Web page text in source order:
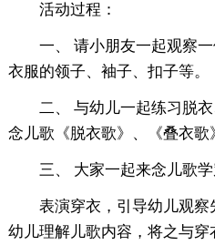
活动过程：
一、 请小朋友一起观察
衣服的领子、袖子、扣子等。
二、 与幼儿一起练习脱
念儿歌《脱衣歌》、《叠衣歌
三、 大家一起来念儿歌学
表演穿衣，引导幼儿观
幼儿理解儿歌内容，将之与